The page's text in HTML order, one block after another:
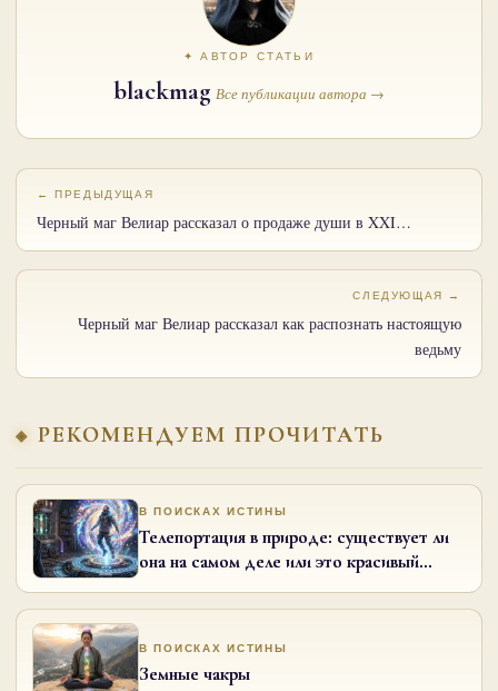
✦ АВТОР СТАТЬИ
blackmag Все публикации автора →
← ПРЕДЫДУЩАЯ
Черный маг Велиар рассказал о продаже души в XXI…
СЛЕДУЮЩАЯ →
Черный маг Велиар рассказал как распознать настоящую
ведьму
РЕКОМЕНДУЕМ ПРОЧИТАТЬ
В ПОИСКАХ ИСТИНЫ
Телепортация в природе: существует ли
она на самом деле или это красивый
В ПОИСКАХ ИСТИНЫ
Земные чакры